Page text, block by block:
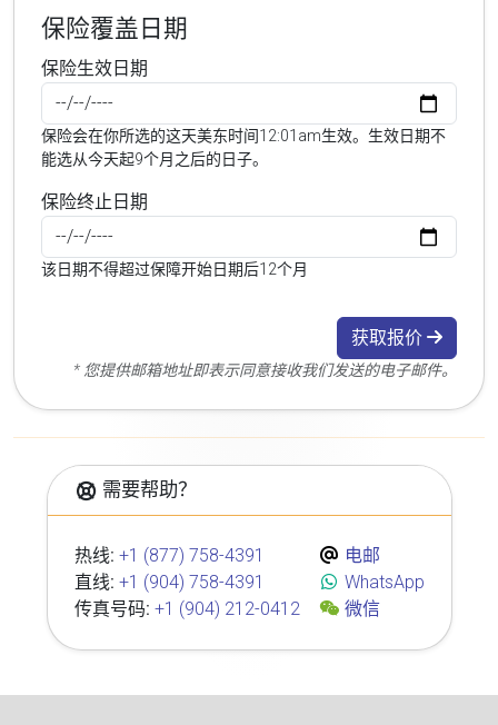
保险覆盖日期
保险生效日期
保险会在你所选的这天美东时间12:01am生效。生效日期不
能选从今天起9个月之后的日子。
保险终止日期
该日期不得超过保障开始日期后12个月
获取报价
* 您提供邮箱地址即表示同意接收我们发送的电子邮件。
需要帮助？
热线: +1 (877) 758-4391
直线: +1 (904) 758-4391
传真号码: +1 (904) 212-0412
电邮
WhatsApp
微信